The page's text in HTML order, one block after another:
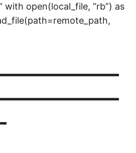
with open(local_file, “rb”) as